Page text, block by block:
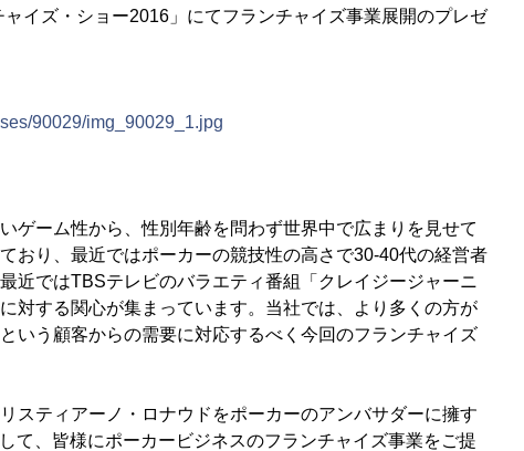
イズ・ショー2016」にてフランチャイズ事業展開のプレゼ
90029/img_90029_1.jpg
ゲーム性から、性別年齢を問わず世界中で広まりを見せて
おり、最近ではポーカーの競技性の高さで30-40代の経営者
近ではTBSテレビのバラエティ番組「クレイジージャーニ
対する関心が集まっています。当社では、より多くの方が
いう顧客からの需要に対応するべく今回のフランチャイズ
スティアーノ・ロナウドをポーカーのアンバサダーに擁す
て、皆様にポーカービジネスのフランチャイズ事業をご提